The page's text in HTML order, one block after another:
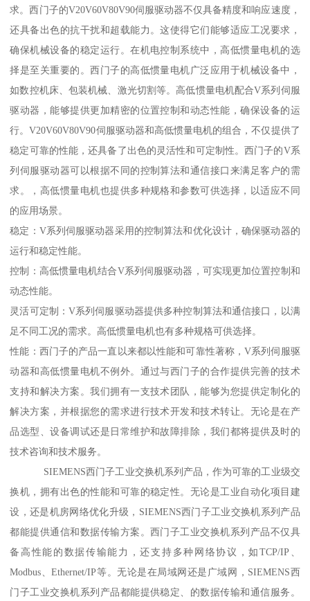
求。西门子的V20V60V80V90伺服驱动器不仅具备精度和响应速度，
还具备出色的抗干扰和超载能力。这使得它们能够适应工况要求，
确保机械设备的稳定运行。在机电控制系统中，高低惯量电机的选
择是至关重要的。西门子的高低惯量电机广泛应用于机械设备中，
如数控机床、包装机械、激光切割等。高低惯量电机配合V系列伺服
驱动器，能够提供更加精密的位置控制和动态性能，确保设备的运
行。V20V60V80V90伺服驱动器和高低惯量电机的组合，不仅提供了
稳定可靠的性能，还具备了出色的灵活性和可定制性。西门子的V系
列伺服驱动器可以根据不同的控制算法和通信接口来满足客户的需
求。，高低惯量电机也提供多种规格和参数可供选择，以适应不同
的应用场景。
稳定：V系列伺服驱动器采用的控制算法和优化设计，确保驱动器的
运行和稳定性能。
控制：高低惯量电机结合V系列伺服驱动器，可实现更加位置控制和
动态性能。
灵活可定制：V系列伺服驱动器提供多种控制算法和通信接口，以满
足不同工况的需求。高低惯量电机也有多种规格可供选择。
性能：西门子的产品一直以来都以性能和可靠性著称，V系列伺服驱
动器和高低惯量电机不例外。通过与西门子的合作提供完善的技术
支持和解决方案。我们拥有一支技术团队，能够为您提供定制化的
解决方案，并根据您的需求进行技术开发和技术转让。无论是在产
品选型、设备调试还是日常维护和故障排除，我们都将提供及时的
技术咨询和技术服务。
SIEMENS西门子工业交换机系列产品，作为可靠的工业级交
换机，拥有出色的性能和可靠的稳定性。无论是工业自动化项目建
设，还是机房网络优化升级，SIEMENS西门子工业交换机系列产品
都能提供通信和数据传输方案。西门子工业交换机系列产品不仅具
备高性能的数据传输能力，还支持多种网络协议，如TCP/IP、
Modbus、Ethernet/IP等。无论是在局域网还是广域网，SIEMENS西
门子工业交换机系列产品都能提供稳定、的数据传输和通信服务。